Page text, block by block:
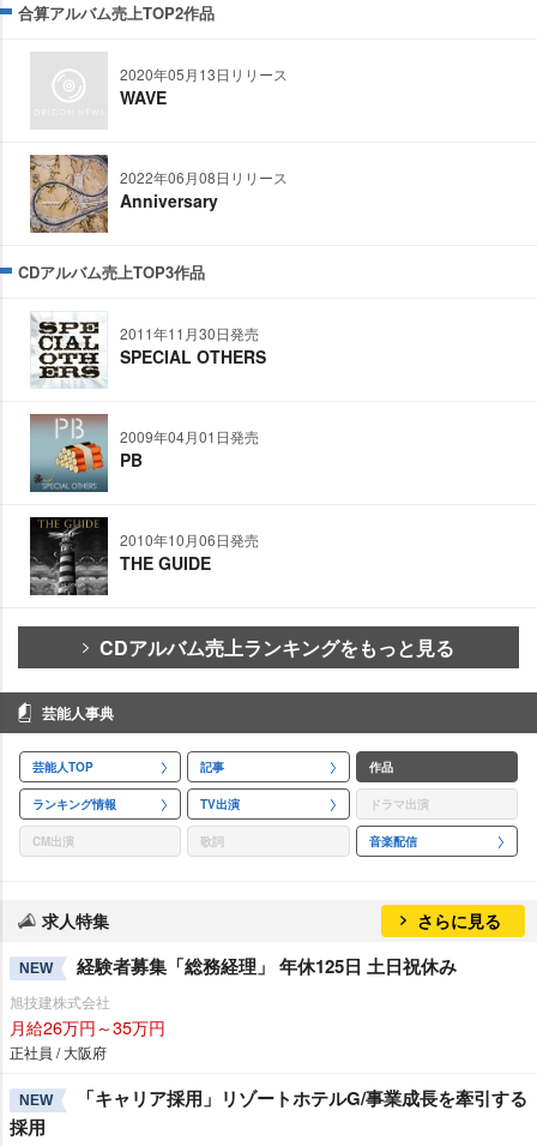
合算アルバム売上TOP2作品
2020年05月13日リリース
WAVE
2022年06月08日リリース
Anniversary
CDアルバム売上TOP3作品
2011年11月30日発売
SPECIAL OTHERS
2009年04月01日発売
PB
2010年10月06日発売
THE GUIDE
CDアルバム売上ランキングをもっと見る
芸能人事典
芸能人TOP 記事 作品
ランキング情報 TV出演 ドラマ出演
CM出演 歌詞 音楽配信
求人特集 さらに見る
NEW 経験者募集「総務経理」 年休125日 土日祝休み
旭技建株式会社
月給26万円～35万円
正社員 / 大阪府
NEW
「キャリア採用」リゾートホテルG/事業成長を牽引する
採用